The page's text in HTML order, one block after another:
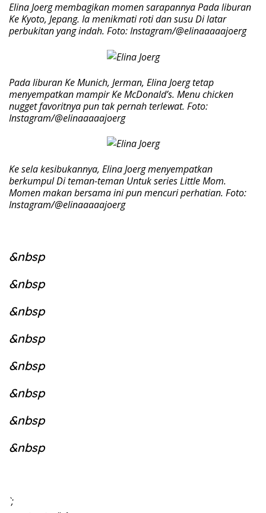
Elina Joerg membagikan momen sarapannya Pada liburan
Ke Kyoto, Jepang. Ia menikmati roti dan susu Di latar
perbukitan yang indah. Foto: Instagram/@elinaaaaajoerg
Pada liburan Ke Munich, Jerman, Elina Joerg tetap
menyempatkan mampir Ke McDonald’s. Menu chicken
nugget favoritnya pun tak pernah terlewat. Foto:
Instagram/@elinaaaaajoerg
Ke sela kesibukannya, Elina Joerg menyempatkan
berkumpul Di teman-teman Untuk series Little Mom.
Momen makan bersama ini pun mencuri perhatian. Foto:
Instagram/@elinaaaaajoerg
&nbsp
&nbsp
&nbsp
&nbsp
&nbsp
&nbsp
&nbsp
&nbsp
`;